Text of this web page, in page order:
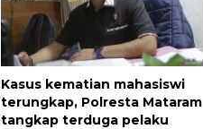
Kasus kematian mahasiswi
terungkap, Polresta Mataram
tangkap terduga pelaku